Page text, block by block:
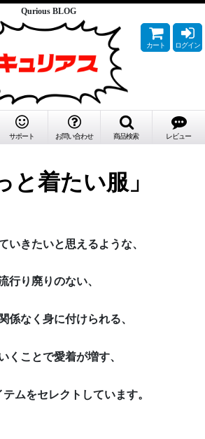
Qurious BLOG
と着たい服」
いきたいと思えるような、
行り廃りのない、
係なく身に付けられる、
くことで愛着が増す、
ムをセレクトしています。
カート ログイン
サポート お問い合わせ 商品検索 レビュー